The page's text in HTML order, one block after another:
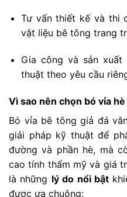
Tư vấnthiết kế và thi
vật liệu bê tông trang
Gia công và sản xuất
thuật theo yêu cầu
Vì sao nên chọn bó vỉa hè
Bó vỉa bê tông giả đá
giải pháp kỹ thuậtđể
đườngvà phần hè, mà
caotính thẩm mỹvà giá
là những lýdo nổi bật
được ưa chuộng: